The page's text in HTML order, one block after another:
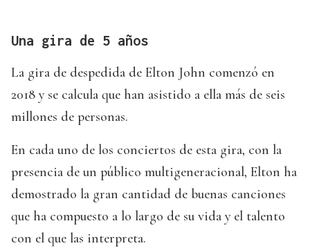
Una gira de 5 años
La gira de despedida de Elton John comenzó en
2018 y se calcula que han asistido a ella más de seis
millones de personas.
En cada uno de los conciertos de esta gira, con la
presencia de un público multigeneracional, Elton ha
demostrado la gran cantidad de buenas canciones
que ha compuesto a lo largo de su vida y el talento
con el que las interpreta.